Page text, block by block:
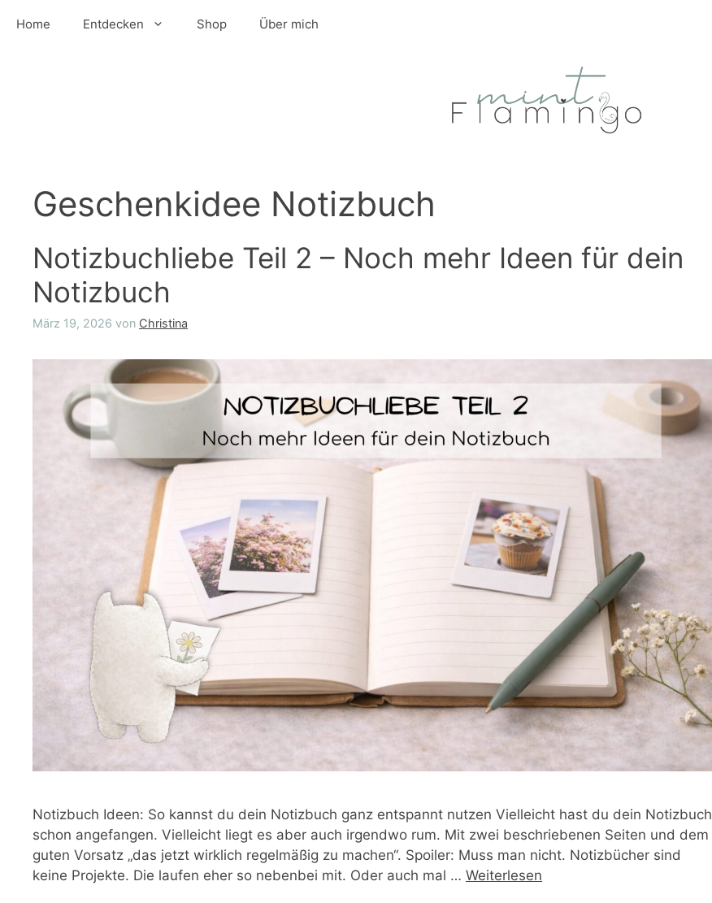
InhaltHome Entdecken Shop Über mich
Geschenkidee Notizbuch
Notizbuchliebe Teil 2 – Noch mehr Ideen für dein
Notizbuch
März 19, 2026 von Christina
Notizbuch Ideen: So kannst du dein Notizbuch ganz entspannt nutzen Vielleicht hast du dein Notizbuch
schon angefangen. Vielleicht liegt es aber auch irgendwo rum. Mit zwei beschriebenen Seiten und dem
guten Vorsatz „das jetzt wirklich regelmäßig zu machen“. Spoiler: Muss man nicht. Notizbücher sind
keine Projekte. Die laufen eher so nebenbei mit. Oder auch mal … Weiterlesen